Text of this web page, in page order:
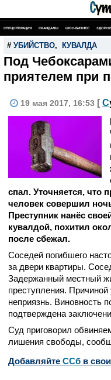
СПЕЦОПЕРАЦИЯ СКАНДАЛЫ ШОУ-БИЗНЕС
# УБИЙСТВО, КУВАЛДА
Под
приятелем при
19 мая 2017, 16:53 [ С
спал. Уточняется, что
человек совершил
Преступник нанёс
кувалдой, похитил
после сбежал.
Соседей погибшего
за двери квартиры.
Задержанный местный
преступления.
неприязнь. Виновность
подтверждена
Суд приговорил
лишения свободы,
Добавляйте CСб в